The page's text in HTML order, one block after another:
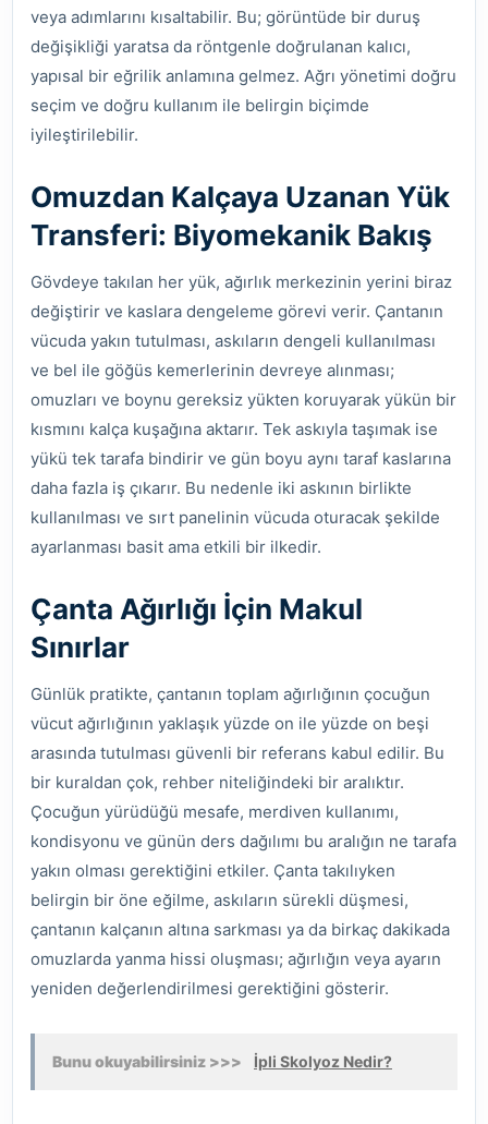
veya adımlarını kısaltabilir. Bu; görüntüde bir duruş
değişikliği yaratsa da röntgenle doğrulanan kalıcı,
yapısal bir eğrilik anlamına gelmez. Ağrı yönetimi doğru
seçim ve doğru kullanım ile belirgin biçimde
iyileştirilebilir.
Omuzdan Kalçaya Uzanan Yük
Transferi: Biyomekanik Bakış
Gövdeye takılan her yük, ağırlık merkezinin yerini biraz
değiştirir ve kaslara dengeleme görevi verir. Çantanın
vücuda yakın tutulması, askıların dengeli kullanılması
ve bel ile göğüs kemerlerinin devreye alınması;
omuzları ve boynu gereksiz yükten koruyarak yükün bir
kısmını kalça kuşağına aktarır. Tek askıyla taşımak ise
yükü tek tarafa bindirir ve gün boyu aynı taraf kaslarına
daha fazla iş çıkarır. Bu nedenle iki askının birlikte
kullanılması ve sırt panelinin vücuda oturacak şekilde
ayarlanması basit ama etkili bir ilkedir.
Çanta Ağırlığı İçin Makul
Sınırlar
Günlük pratikte, çantanın toplam ağırlığının çocuğun
vücut ağırlığının yaklaşık yüzde on ile yüzde on beşi
arasında tutulması güvenli bir referans kabul edilir. Bu
bir kuraldan çok, rehber niteliğindeki bir aralıktır.
Çocuğun yürüdüğü mesafe, merdiven kullanımı,
kondisyonu ve günün ders dağılımı bu aralığın ne tarafa
yakın olması gerektiğini etkiler. Çanta takılıyken
belirgin bir öne eğilme, askıların sürekli düşmesi,
çantanın kalçanın altına sarkması ya da birkaç dakikada
omuzlarda yanma hissi oluşması; ağırlığın veya ayarın
yeniden değerlendirilmesi gerektiğini gösterir.
Bunu okuyabilirsiniz >>> İpli Skolyoz Nedir?